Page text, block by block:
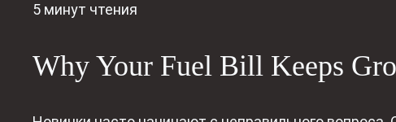
5 минут чтения
Why Your Fuel Bill Keeps